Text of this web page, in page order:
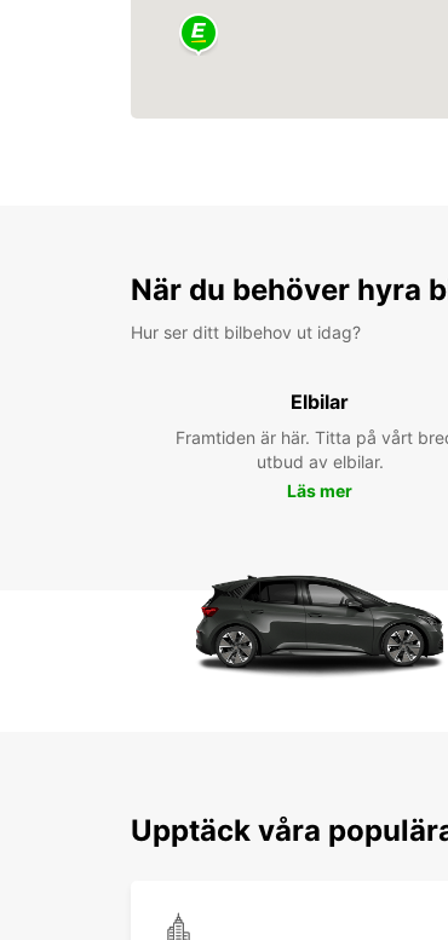
När du behöver hyra
Hur ser ditt bilbehov ut idag?
Elbilar
Framtiden är här. Titta på vårt
utbud av elbilar.
Läs mer
Upptäck våra